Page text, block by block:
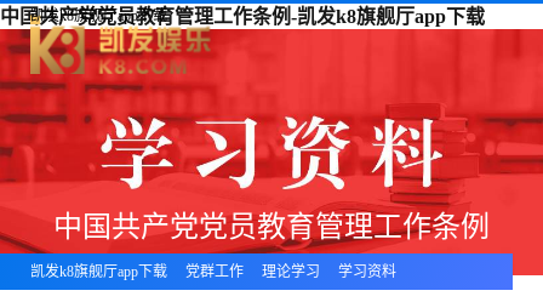
中国共产党党员教育管理工作条例-凯发k8旗舰厅app下载
凯发k8旗舰厅app下载
中国共产党党员教育管理工作条例
凯发k8旗舰厅app下载 党群工作 理论学习 学习资料